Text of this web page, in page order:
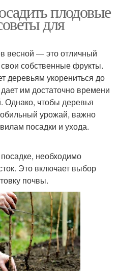
плодовые
для
весной — это отличный
собственные фрукты.
деревьям укорениться до
им достаточно времени
Однако, чтобы деревья
урожай, важно
посадки и ухода.
необходимо
Это включает выбор
почвы.